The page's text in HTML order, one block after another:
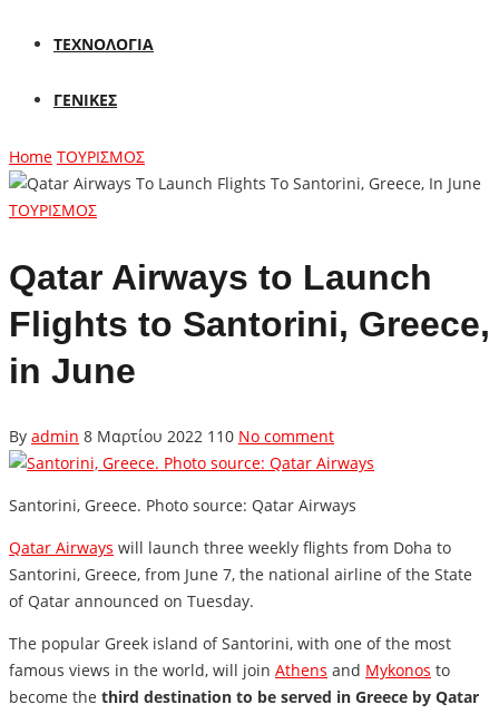
ΤΕΧΝΟΛΟΓΙΑ
ΓΕΝΙΚΕΣ
Home ΤΟΥΡΙΣΜΟΣ
ΤΟΥΡΙΣΜΟΣ
Qatar Airways to Launch
Flights to Santorini, Greece,
in June
By admin 8 Μαρτίου 2022 110 No comment
Santorini, Greece. Photo source: Qatar Airways
Qatar Airways will launch three weekly flights from Doha to
Santorini, Greece, from June 7, the national airline of the State
of Qatar announced on Tuesday.
The popular Greek island of Santorini, with one of the most
famous views in the world, will join Athens and Mykonos to
become the third destination to be served in Greece by Qatar